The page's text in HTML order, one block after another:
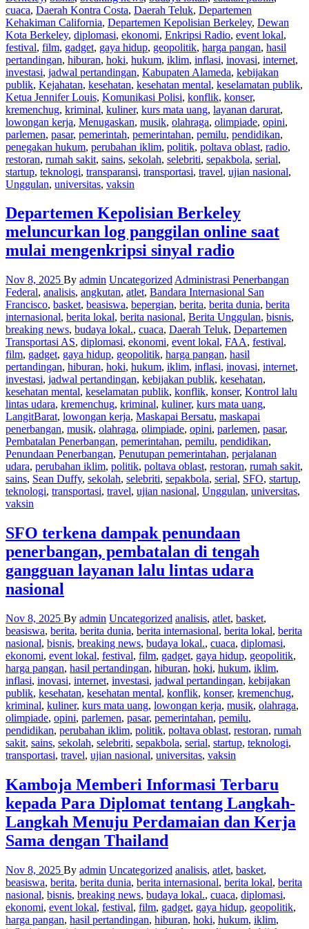
cuaca, Daerah Kontra Costa, Daerah Teluk, Departemen
Kehakiman California, Departemen Kepolisian Berkeley, Dewan
Kota Berkeley, diplomasi, ekonomi, Enkripsi Radio, event lokal,
festival, film, gadget, gaya hidup, geopolitik, harga pangan, hasil
pertandingan, hiburan, hoki, hukum, iklim, inflasi, inovasi, internet,
investasi, jadwal pertandingan, Kabupaten Alameda, kebijakan
publik, Kejahatan, kesehatan, kesehatan mental, keselamatan publik,
Ketua Jennifer Louis, Komunikasi Polisi, konflik, konser,
kremenchug, kriminal, kuliner, kurs mata uang, layanan darurat,
lowongan kerja, Menugaskan, musik, olahraga, olimpiade, opini,
parlemen, pasar, pemerintah, pemerintahan, pemilu, pendidikan,
penegakan hukum, perubahan iklim, politik, poltava oblast, radio,
restoran, rumah sakit, sains, sekolah, selebriti, sepakbola, serial,
startup, teknologi, transparansi, transportasi, travel, ujian nasional,
Unggulan, universitas, vaksin
Departemen Kepolisian Berkeley
meluncurkan log panggilan online saat
mulai mengenkripsi sinyal radio
Nov 8, 2025 By admin Uncategorized Administrasi Penerbangan
Federal, analisis, angkutan, atlet, Bandara Internasional San
Francisco, basket, beasiswa, bepergian, berita, berita dunia, berita
internasional, berita lokal, berita nasional, Berita Unggulan, bisnis,
breaking news, budaya lokal., cuaca, Daerah Teluk, Departemen
Transportasi AS, diplomasi, ekonomi, event lokal, FAA, festival,
film, gadget, gaya hidup, geopolitik, harga pangan, hasil
pertandingan, hiburan, hoki, hukum, iklim, inflasi, inovasi, internet,
investasi, jadwal pertandingan, kebijakan publik, kesehatan,
kesehatan mental, keselamatan publik, konflik, konser, Kontrol lalu
lintas udara, kremenchug, kriminal, kuliner, kurs mata uang,
LangitBarat, lowongan kerja, Maskapai Bersatu, maskapai
penerbangan, musik, olahraga, olimpiade, opini, parlemen, pasar,
Pembatalan Penerbangan, pemerintahan, pemilu, pendidikan,
Penundaan Penerbangan, Penutupan pemerintahan, perjalanan
udara, perubahan iklim, politik, poltava oblast, restoran, rumah sakit,
sains, Sean Duffy, sekolah, selebriti, sepakbola, serial, SFO, startup,
teknologi, transportasi, travel, ujian nasional, Unggulan, universitas,
vaksin
SFO terkena dampak penundaan
penerbangan, pembatalan di tengah
gangguan layanan lalu lintas udara
nasional
Nov 8, 2025 By admin Uncategorized analisis, atlet, basket,
beasiswa, berita, berita dunia, berita internasional, berita lokal, berita
nasional, bisnis, breaking news, budaya lokal., cuaca, diplomasi,
ekonomi, event lokal, festival, film, gadget, gaya hidup, geopolitik,
harga pangan, hasil pertandingan, hiburan, hoki, hukum, iklim,
inflasi, inovasi, internet, investasi, jadwal pertandingan, kebijakan
publik, kesehatan, kesehatan mental, konflik, konser, kremenchug,
kriminal, kuliner, kurs mata uang, lowongan kerja, musik, olahraga,
olimpiade, opini, parlemen, pasar, pemerintahan, pemilu,
pendidikan, perubahan iklim, politik, poltava oblast, restoran, rumah
sakit, sains, sekolah, selebriti, sepakbola, serial, startup, teknologi,
transportasi, travel, ujian nasional, universitas, vaksin
Kamboja Memberi Informasi Terbaru
kepada Para Diplomat tentang Langkah-
Langkah Menuju Perdamaian dan Kerja
Sama dengan Thailand
Nov 8, 2025 By admin Uncategorized analisis, atlet, basket,
beasiswa, berita, berita dunia, berita internasional, berita lokal, berita
nasional, bisnis, breaking news, budaya lokal., cuaca, diplomasi,
ekonomi, event lokal, festival, film, gadget, gaya hidup, geopolitik,
harga pangan, hasil pertandingan, hiburan, hoki, hukum, iklim,